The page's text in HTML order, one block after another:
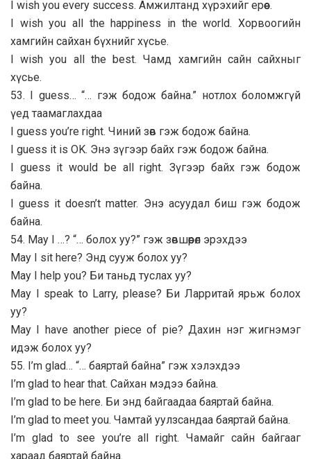
I wish you every success. Амжилтанд хүрэхийг ерөөе.
I wish you all the happiness in the world. Хорвоогийн
хамгийн сайхан бүхнийг хүсье.
I wish you all the best. Чамд хамгийн сайн сайхныг
хүсье.
53. I guess… “… гэж бодож байна.” нотлох боломжгүй
үед таамаглахдаа
I guess you’re right. Чиний зөв гэж бодож байна.
I guess it is OK. Энэ зүгээр байх гэж бодож байна.
I guess it would be all right. Зүгээр байх гэж бодож
байна.
I guess it doesn’t matter. Энэ асуудал биш гэж бодож
байна.
54. May I …? “… болох уу?” гэж зөвшөөрөл эрэхдээ
May I sit here? Энд сууж болох уу?
May I help you? Би таньд туслах уу?
May I speak to Larry, please? Би Ларритай ярьж болох
уу?
May I have another piece of pie? Дахин нэг жигнэмэг
идэж болох уу?
55. I’m glad… “… баяртай байна” гэж хэлэхдээ
I’m glad to hear that. Сайхан мэдээ байна.
I’m glad to be here. Би энд байгаадаа баяртай байна.
I’m glad to meet you. Чамтай уулзсандаа баяртай байна.
I’m glad to see you’re all right. Чамайг сайн байгааг
хараад баяртай байна.